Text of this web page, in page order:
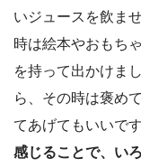
いジュースを飲ま
時は絵本やおもち
を持って出かけま
ら、その時は褒め
てあげてもいいです
感じることで、い